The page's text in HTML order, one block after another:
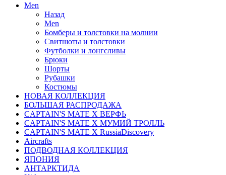
Men
Назад
Men
Бомберы и толстовки на молнии
Свитшоты и толстовки
Футболки и лонгсливы
Брюки
Шорты
Рубашки
Костюмы
НОВАЯ КОЛЛЕКЦИЯ
БОЛЬШАЯ РАСПРОДАЖА
CAPTAIN'S MATE X ВЕРФЬ
CAPTAIN'S MATE Х МУМИЙ ТРОЛЛЬ
CAPTAIN'S MATE X RussiaDiscovery
Aircrafts
ПОДВОДНАЯ КОЛЛЕКЦИЯ
ЯПОНИЯ
АНТАРКТИДА